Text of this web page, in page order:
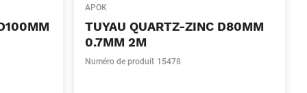
APOK
TUYAU QUARTZ-ZINC D80MM
0.7MM 2M
Numéro de produit 15478